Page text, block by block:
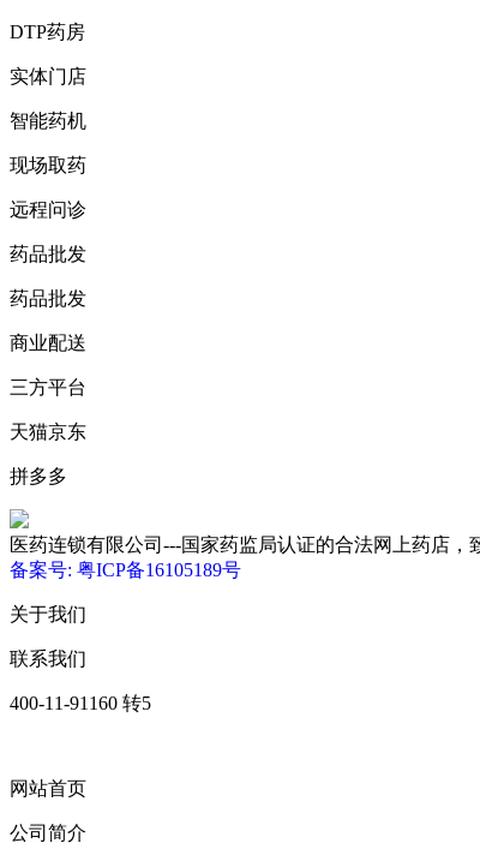
DTP药房
实体门店
智能药机
现场取药
远程问诊
药品批发
药品批发
商业配送
三方平台
天猫京东
拼多多
医药连锁有限公司---国家药监局认证的合法网上药店，
备案号: 粤ICP备16105189号
关于我们
联系我们
400-11-91160 转5
网站首页
公司简介